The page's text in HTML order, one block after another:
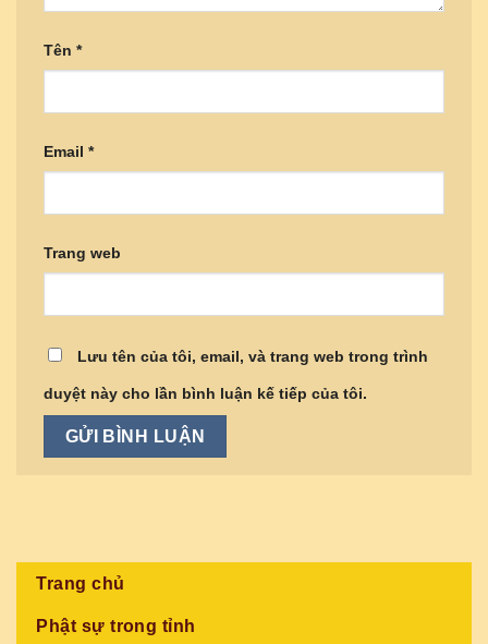
Tên *
Email *
Trang web
Lưu tên của tôi, email, và trang web trong trình
duyệt này cho lần bình luận kế tiếp của tôi.
Trang chủ
Phật sự trong tỉnh